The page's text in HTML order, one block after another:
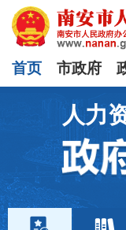
首页 市政府
人力